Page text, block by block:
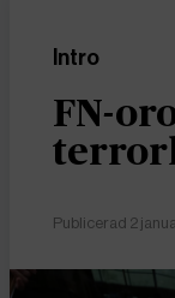
Intro
FN-
Publicerad 2